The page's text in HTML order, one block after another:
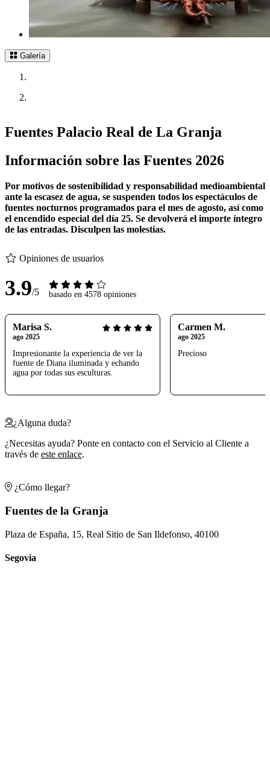
Galería
Fuentes Palacio Real de La Granja
Información sobre las Fuentes 2026
Por motivos de sostenibilidad y responsabilidad medioambiental
ante la escasez de agua, se suspenden todos los espectáculos de
fuentes nocturnos programados para el mes de agosto, así como
el encendido especial del día 25. Se devolverá el importe íntegro
de las entradas. Disculpen las molestias.
Opiniones de usuarios
3.9/5 basado en 4578 opiniones
Marisa S.
ago 2025
Impresionante la experiencia de ver la
fuente de Diana iluminada y echando
agua por todas sus esculturas.
Carmen M.
ago 2025
Precioso
¿Alguna duda?
¿Necesitas ayuda? Ponte en contacto con el Servicio al Cliente a
través de este enlace.
¿Cómo llegar?
Fuentes de la Granja
Plaza de España, 15, Real Sitio de San Ildefonso, 40100
Segovia